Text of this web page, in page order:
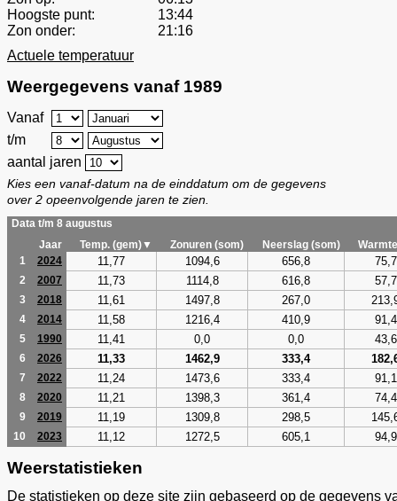
Hoogste punt:
13:44
Zon onder:
21:16
Actuele temperatuur
Weergegevens vanaf 1989
Vanaf
t/m
aantal jaren
Kies een vanaf-datum na de einddatum om de gegevens
over 2 opeenvolgende jaren te zien.
Data t/m 8 augustus
Jaar
Temp. (gem)▼ Zonuren (som) Neerslag (som)
1
2024 11,77 1094,6 656,8 75,7
2 2007 11,73 1114,8 616,8 57,7
3 2018 11,61 1497,8 267,0
4 2014 11,58 1216,4 410,9 91,4
5 1990 11,41 0,0 0,0 43,6
6 2026 11,33 1462,9 333,4
7 2022 11,24 1473,6 333,4 91,1
8 2020 11,21 1398,3 361,4 74,4
9 2019 11,19 1309,8 298,5
10 2023 11,12 1272,5 605,1 94,9
Weerstatistieken
De statistieken op deze site zijn gebaseerd op de gegevens